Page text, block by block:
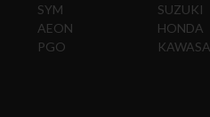
SYM
AEON
PGO
SUZUKI
HONDA